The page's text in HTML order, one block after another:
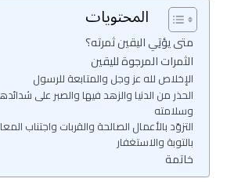
المحتويات
متى يؤتِي اليقين ثمرته؟
الثمرات المرجوة لليقين
الإخلاص لله عز وجل والمتابعة للرسول
الحذر من الدنيا والزهد فيها والصبر على
وسلامته
التزوّد بالأعمال الصالحة والقربات واجتناب
بالتوبة والاستغفار
خاتمة